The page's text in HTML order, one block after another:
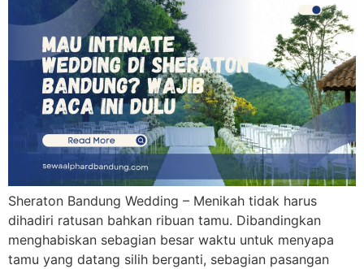
Sheraton Bandung Wedding – Menikah tidak harus
dihadiri ratusan bahkan ribuan tamu. Dibandingkan
menghabiskan sebagian besar waktu untuk menyapa
tamu yang datang silih berganti, sebagian pasangan